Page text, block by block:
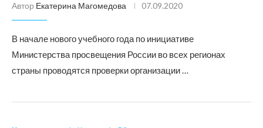
Автор Екатерина Магомедова 07.09.2020
В начале нового учебного года по инициативе
Министерства просвещения России во всех регионах
страны проводятся проверки организации …